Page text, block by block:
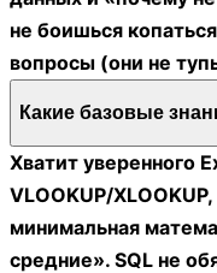
не боишься
вопросы (они не
Какие базовые
Хватит уверенного
VLOOKUP/
минимальная
средние». SQL не